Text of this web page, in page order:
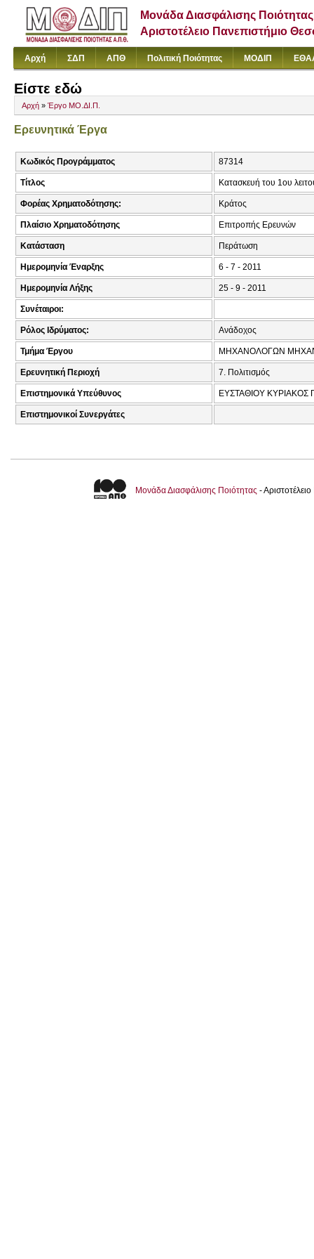
Μονάδα Διασφάλισης Ποιότητας
Αριστοτέλειο Πανεπιστήμιο
Αρχή ΣΔΠ ΑΠΘ Πολιτική Ποιότητας ΜΟΔΙΠ
Είστε εδώ
Αρχή » Έργο ΜΟ.ΔΙ.Π.
Ερευνητικά Έργα
Κωδικός Προγράμματος 87314
Τίτλος Κατασκευή του 1ου
Φορέας Χρηματοδότησης: Κράτος
Πλαίσιο Χρηματοδότησης Επιτροπής Ερευνών
Κατάσταση Περάτωση
Ημερομηνία Έναρξης 6 - 7 - 2011
Ημερομηνία Λήξης 25 - 9 - 2011
Συνέταιροι:
Ρόλος Ιδρύματος: Ανάδοχος
Τμήμα Έργου ΜΗΧΑΝΟΛΟΓΩΝ
Ερευνητική Περιοχή 7. Πολιτισμός
Επιστημονικά Υπεύθυνος ΕΥΣΤΑΘΙΟΥ ΚΥΡΙΑΚΟΣ
Επιστημονικοί Συνεργάτες
Μονάδα Διασφάλισης Ποιότητας -